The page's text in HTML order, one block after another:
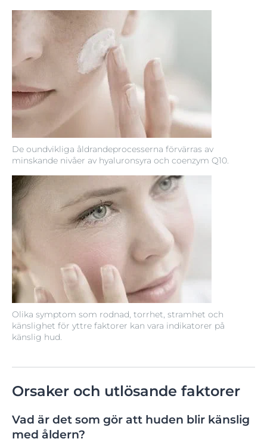
De oundvikliga åldrandeprocesserna förvärras av
minskande nivåer av hyaluronsyra och coenzym Q10.
Olika symptom som rodnad, torrhet, stramhet och
känslighet för yttre faktorer kan vara indikatorer på
känslig hud.
Orsaker och utlösande faktorer
Vad är det som gör att huden blir känslig
med åldern?